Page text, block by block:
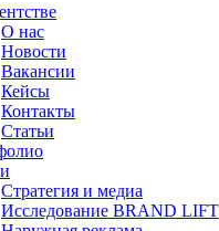
О нас
Новости
Вакансии
Кейсы
Контакты
Статьи
Стратегия и медиа
Исследование BRAND LIFT